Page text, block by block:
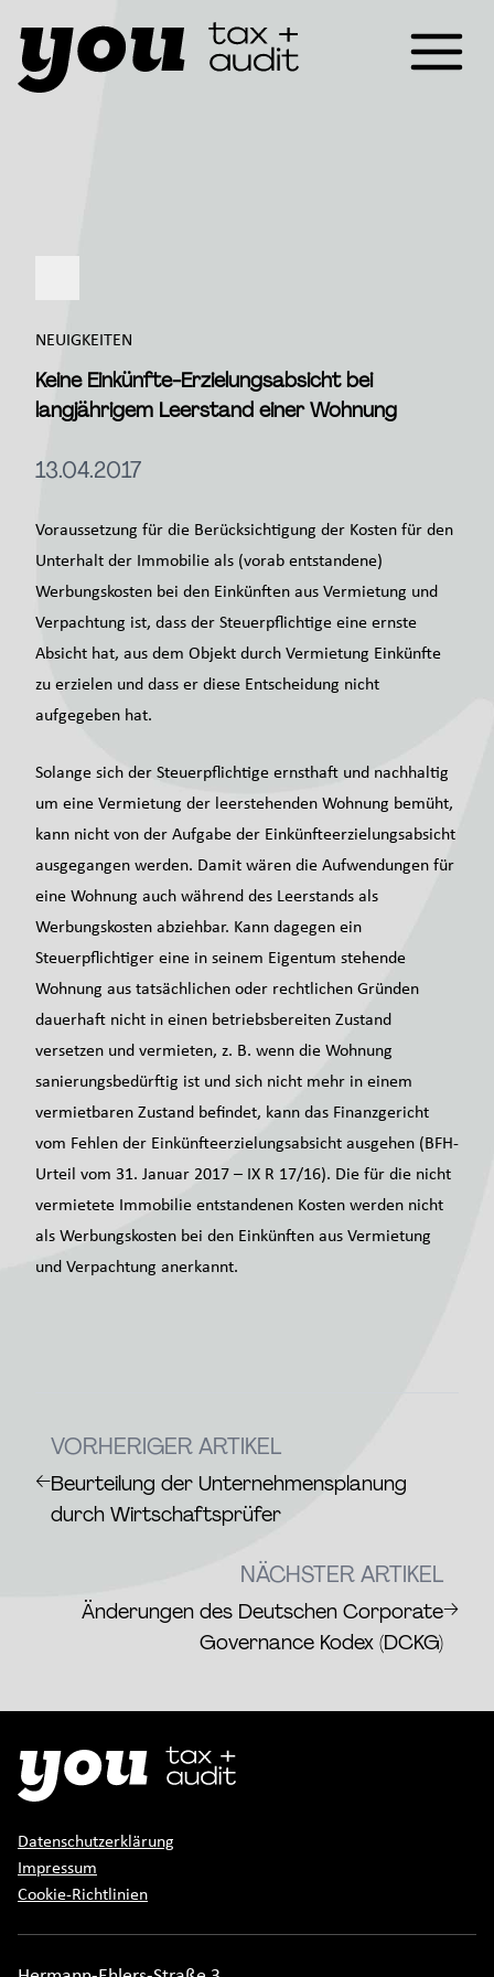
NEUIGKEITEN
Keine Einkünfte-Erzielungsabsicht bei
langjährigem Leerstand einer Wohnung
13.04.2017
Voraussetzung für die Berücksichtigung der Kosten für den
Unterhalt der Immobilie als (vorab entstandene)
Werbungskosten bei den Einkünften aus Vermietung und
Verpachtung ist, dass der Steuerpflichtige eine ernste
Absicht hat, aus dem Objekt durch Vermietung Einkünfte
zu erzielen und dass er diese Entscheidung nicht
aufgegeben hat.
Solange sich der Steuerpflichtige ernsthaft und nachhaltig
um eine Vermietung der leerstehenden Wohnung bemüht,
kann nicht von der Aufgabe der Einkünfteerzielungsabsicht
ausgegangen werden. Damit wären die Aufwendungen für
eine Wohnung auch während des Leerstands als
Werbungskosten abziehbar. Kann dagegen ein
Steuerpflichtiger eine in seinem Eigentum stehende
Wohnung aus tatsächlichen oder rechtlichen Gründen
dauerhaft nicht in einen betriebsbereiten Zustand
versetzen und vermieten, z. B. wenn die Wohnung
sanierungsbedürftig ist und sich nicht mehr in einem
vermietbaren Zustand befindet, kann das Finanzgericht
vom Fehlen der Einkünfteerzielungsabsicht ausgehen (BFH-
Urteil vom 31. Januar 2017 – IX R 17/16). Die für die nicht
vermietete Immobilie entstandenen Kosten werden nicht
als Werbungskosten bei den Einkünften aus Vermietung
und Verpachtung anerkannt.
←
VORHERIGER ARTIKEL
Beurteilung der Unternehmensplanung
durch Wirtschaftsprüfer
NÄCHSTER ARTIKEL
Änderungen des Deutschen Corporate
Governance Kodex (DCKG)
→
Datenschutzerklärung
Impressum
Cookie-Richtlinien